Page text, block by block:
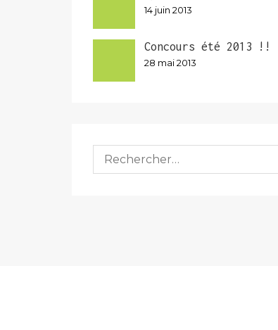
14 juin 2013
Concours été 2013 !!
28 mai 2013
Rechercher :